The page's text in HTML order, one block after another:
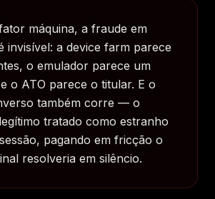
máquina, a fraude em
invisível: a device farm parece
o emulador parece um
o ATO parece o titular. E o
também corre — o
tratado como estranho
pagando em fricção o
resolveria em silêncio.